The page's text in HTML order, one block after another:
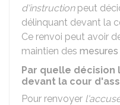
d'instructionpeut
délinquant devant la
Ce renvoi peut avoir
maintien des
Par quelle
devant la cour
Pour renvoyer